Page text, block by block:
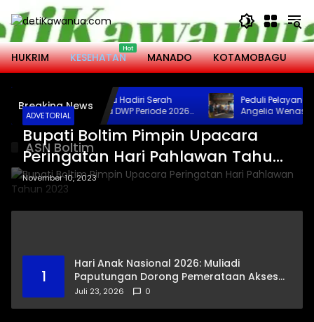
Langsung
ke
konten
HUKRIM
KESEHATAN MANADO KOTAMOBAGU
Breaking News
Wali Kota Kotamobagu Hadiri Serah
Terima Jabatan Ketua DWP Periode 2026-
2031
Peduli Pelayanan
Angelia Wenas
Jenazah untuk
Bolmong
ASN Boltim
ADVETORIAL
Bupati Boltim Pimpin Upacara
Peringatan Hari Pahlawan Tahun
2023
November 10, 2023
1
Hari Anak Nasional 2026: Muliadi
Paputungan Dorong Pemerataan Akses
Pendidikan dan Proteksi Digital Anak Sulut
Juli 23, 2026 0